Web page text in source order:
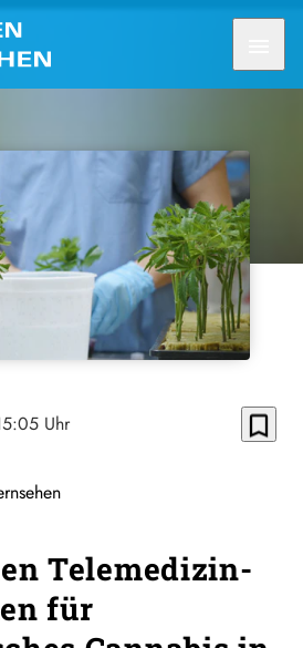
Uhr bookmark_border
Telemedizin-
für